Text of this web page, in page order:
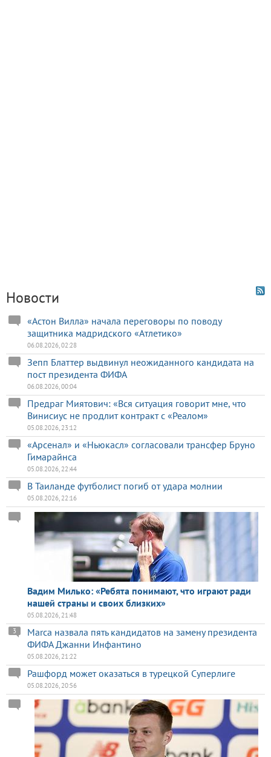
Новости
«Астон Вилла» начала переговоры по поводу
защитника мадридского «Атлетико»
06.08.2026, 02:28
Зепп Блаттер выдвинул неожиданного кандидата на
пост президента ФИФА
06.08.2026, 00:04
Предраг Миятович: «Вся ситуация говорит мне, что
Винисиус не продлит контракт с «Реалом»
05.08.2026, 23:12
«Арсенал» и «Ньюкасл» согласовали трансфер Бруно
Гимарайнса
05.08.2026, 22:44
В Таиланде футболист погиб от удара молнии
05.08.2026, 22:16
Вадим Милько: «Ребята понимают, что играют ради
нашей страны и своих близких»
05.08.2026, 21:48
Marca назвала пять кандидатов на замену президента
ФИФА Джанни Инфантино
3
05.08.2026, 21:22
Рашфорд может оказаться в турецкой Суперлиге
05.08.2026, 20:56